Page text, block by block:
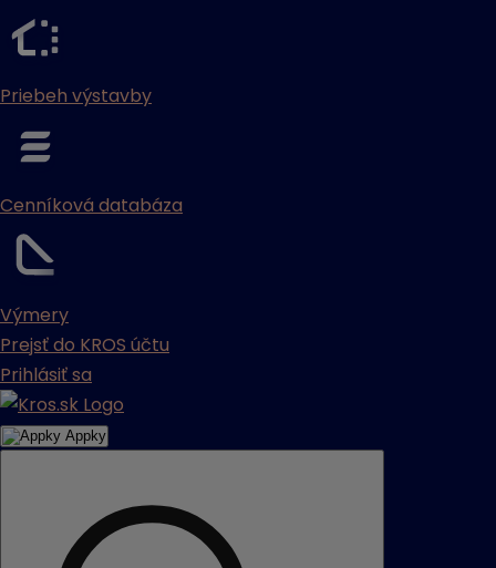
Priebeh výstavby
Cenníková databáza
Výmery
Prejsť do KROS účtu
Prihlásiť sa
Appky